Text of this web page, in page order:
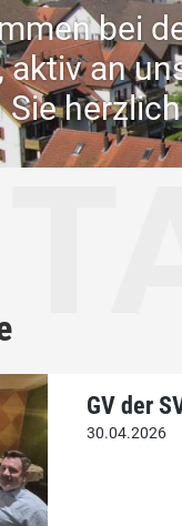
bei
aktiv an
GV der
30.04.2026